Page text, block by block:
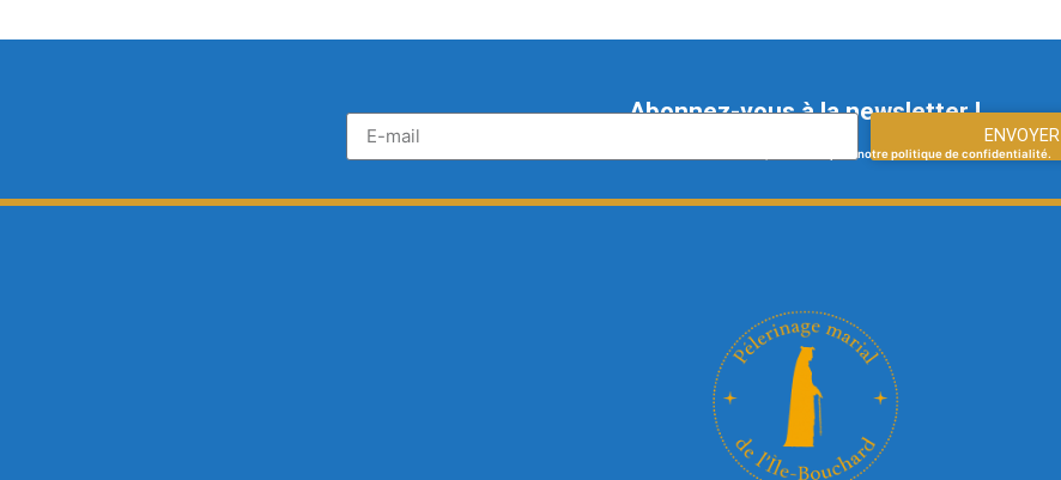
Abonnez-vous à la newsletter !
ENVOYER
En vous abonnant à notre newsletter, vous acceptez notre politique de confidentialité.